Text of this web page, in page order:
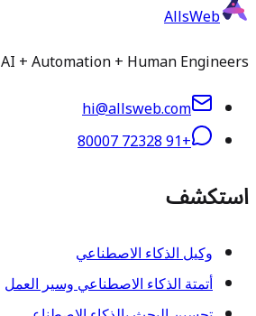
AllsWeb
AI + Automation + Human Engineers — مشاريع جاهزة للإنتاج تُسلَّم في 1-3 أيام. تثبيت وتخصيص ورفع تطبيقات ودعم مُدار لأي سكريبت أو قاعدة كود.
hi@allsweb.com
+91 72328 80007
استكشف
وكيل الذكاء الاصطناعي
أتمتة الذكاء الاصطناعي وسير العمل